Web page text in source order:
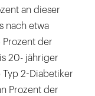
an dieser
nach etwa
der
20- jähriger
Typ 2-Diabetiker
Prozent der